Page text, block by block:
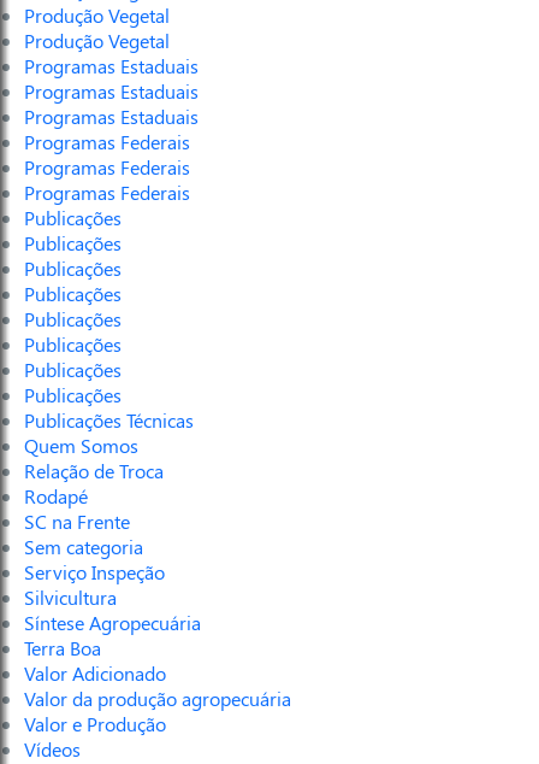
Produção Vegetal
Produção Vegetal
Programas Estaduais
Programas Estaduais
Programas Estaduais
Programas Federais
Programas Federais
Programas Federais
Publicações
Publicações
Publicações
Publicações
Publicações
Publicações
Publicações
Publicações
Publicações Técnicas
Quem Somos
Relação de Troca
Rodapé
SC na Frente
Sem categoria
Serviço Inspeção
Silvicultura
Síntese Agropecuária
Terra Boa
Valor Adicionado
Valor da produção agropecuária
Valor e Produção
Vídeos